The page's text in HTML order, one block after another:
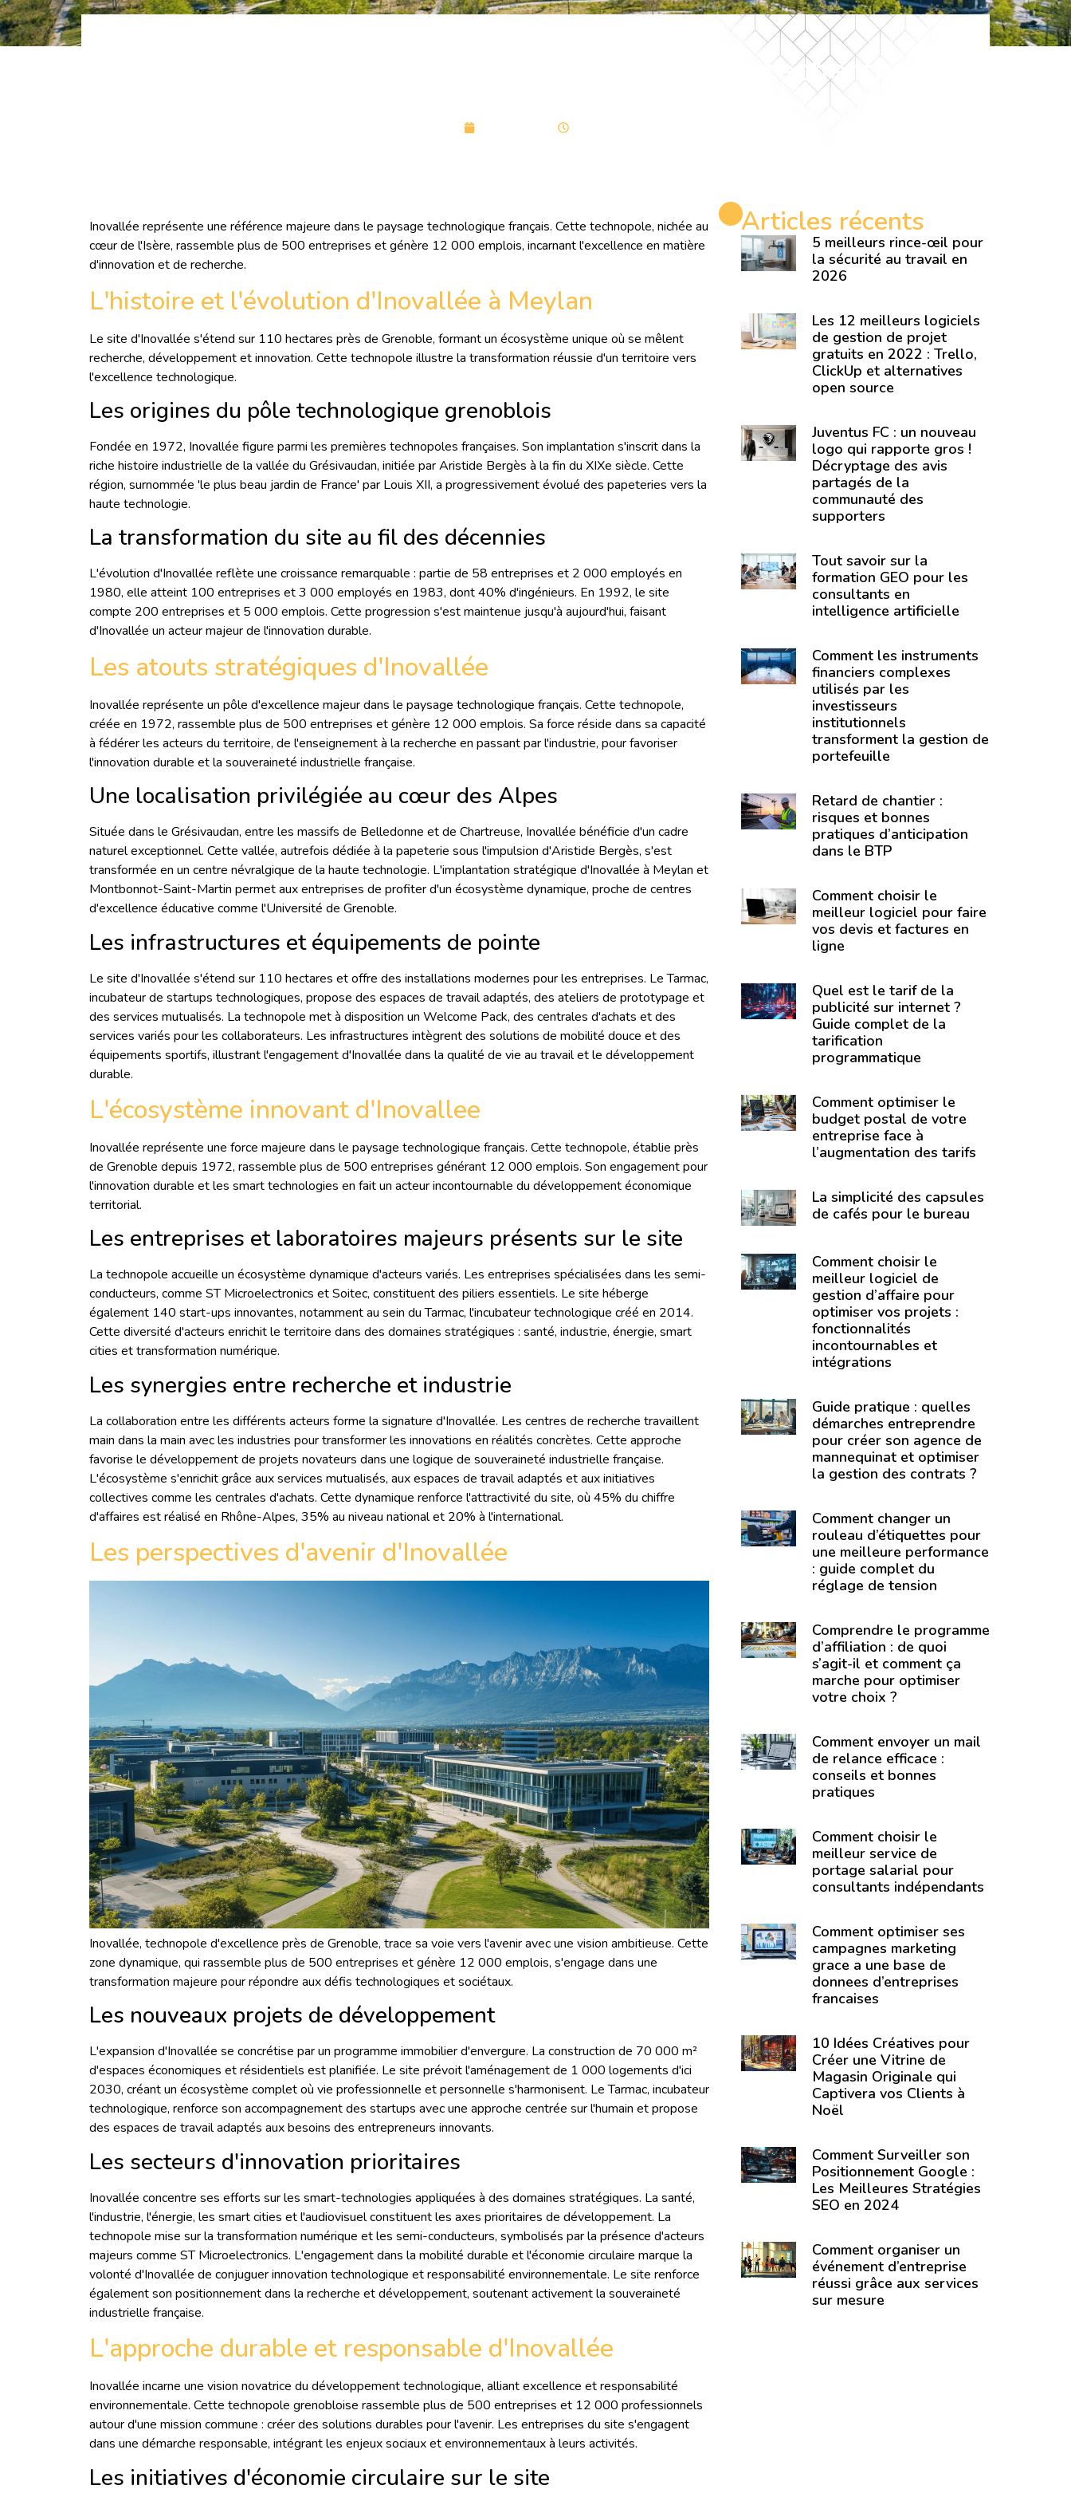
Découvrez Inovallee : le cœur battant de la recherche et
Inovallée représente une référence majeure dans le paysage technologique français. Cette technopole, nichée au
cœur de l'Isère, rassemble plus de 500 entreprises et génère 12 000 emplois, incarnant l'excellence en matière
d'innovation et de recherche.
L'histoire et l'évolution d'Inovallée à Meylan
Le site d'Inovallée s'étend sur 110 hectares près de Grenoble, formant un écosystème unique où se mêlent
recherche, développement et innovation. Cette technopole illustre la transformation réussie d'un territoire vers
l'excellence technologique.
Les origines du pôle technologique grenoblois
Fondée en 1972, Inovallée figure parmi les premières technopoles françaises. Son implantation s'inscrit dans la
riche histoire industrielle de la vallée du Grésivaudan, initiée par Aristide Bergès à la fin du XIXe siècle. Cette
région, surnommée 'le plus beau jardin de France' par Louis XII, a progressivement évolué des papeteries vers la
haute technologie.
La transformation du site au fil des décennies
L'évolution d'Inovallée reflète une croissance remarquable : partie de 58 entreprises et 2 000 employés en
1980, elle atteint 100 entreprises et 3 000 employés en 1983, dont 40% d'ingénieurs. En 1992, le site
compte 200 entreprises et 5 000 emplois. Cette progression s'est maintenue jusqu'à aujourd'hui, faisant
d'Inovallée un acteur majeur de l'innovation durable.
Les atouts stratégiques d'Inovallée
Inovallée représente un pôle d'excellence majeur dans le paysage technologique français. Cette technopole,
créée en 1972, rassemble plus de 500 entreprises et génère 12 000 emplois. Sa force réside dans sa capacité
à fédérer les acteurs du territoire, de l'enseignement à la recherche en passant par l'industrie, pour favoriser
l'innovation durable et la souveraineté industrielle française.
Une localisation privilégiée au cœur des Alpes
Située dans le Grésivaudan, entre les massifs de Belledonne et de Chartreuse, Inovallée bénéficie d'un cadre
naturel exceptionnel. Cette vallée, autrefois dédiée à la papeterie sous l'impulsion d'Aristide Bergès, s'est
transformée en un centre névralgique de la haute technologie. L'implantation stratégique d'Inovallée à Meylan et
Montbonnot-Saint-Martin permet aux entreprises de profiter d'un écosystème dynamique, proche de centres
d'excellence éducative comme l'Université de Grenoble.
Les infrastructures et équipements de pointe
Le site d'Inovallée s'étend sur 110 hectares et offre des installations modernes pour les entreprises. Le Tarmac,
incubateur de startups technologiques, propose des espaces de travail adaptés, des ateliers de prototypage et
des services mutualisés. La technopole met à disposition un Welcome Pack, des centrales d'achats et des
services variés pour les collaborateurs. Les infrastructures intègrent des solutions de mobilité douce et des
équipements sportifs, illustrant l'engagement d'Inovallée dans la qualité de vie au travail et le développement
durable.
L'écosystème innovant d'Inovallee
Inovallée représente une force majeure dans le paysage technologique français. Cette technopole, établie près
de Grenoble depuis 1972, rassemble plus de 500 entreprises générant 12 000 emplois. Son engagement pour
l'innovation durable et les smart technologies en fait un acteur incontournable du développement économique
territorial.
Les entreprises et laboratoires majeurs présents sur le site
La technopole accueille un écosystème dynamique d'acteurs variés. Les entreprises spécialisées dans les semi-
conducteurs, comme ST Microelectronics et Soitec, constituent des piliers essentiels. Le site héberge
également 140 start-ups innovantes, notamment au sein du Tarmac, l'incubateur technologique créé en 2014.
Cette diversité d'acteurs enrichit le territoire dans des domaines stratégiques : santé, industrie, énergie, smart
cities et transformation numérique.
Les synergies entre recherche et industrie
La collaboration entre les différents acteurs forme la signature d'Inovallée. Les centres de recherche travaillent
main dans la main avec les industries pour transformer les innovations en réalités concrètes. Cette approche
favorise le développement de projets novateurs dans une logique de souveraineté industrielle française.
L'écosystème s'enrichit grâce aux services mutualisés, aux espaces de travail adaptés et aux initiatives
collectives comme les centrales d'achats. Cette dynamique renforce l'attractivité du site, où 45% du chiffre
d'affaires est réalisé en Rhône-Alpes, 35% au niveau national et 20% à l'international.
Les perspectives d'avenir d'Inovallée
Inovallée, technopole d'excellence près de Grenoble, trace sa voie vers l'avenir avec une vision ambitieuse. Cette
zone dynamique, qui rassemble plus de 500 entreprises et génère 12 000 emplois, s'engage dans une
transformation majeure pour répondre aux défis technologiques et sociétaux.
Les nouveaux projets de développement
L'expansion d'Inovallée se concrétise par un programme immobilier d'envergure. La construction de 70 000 m²
d'espaces économiques et résidentiels est planifiée. Le site prévoit l'aménagement de 1 000 logements d'ici
2030, créant un écosystème complet où vie professionnelle et personnelle s'harmonisent. Le Tarmac, incubateur
technologique, renforce son accompagnement des startups avec une approche centrée sur l'humain et propose
des espaces de travail adaptés aux besoins des entrepreneurs innovants.
Les secteurs d'innovation prioritaires
Inovallée concentre ses efforts sur les smart-technologies appliquées à des domaines stratégiques. La santé,
l'industrie, l'énergie, les smart cities et l'audiovisuel constituent les axes prioritaires de développement. La
technopole mise sur la transformation numérique et les semi-conducteurs, symbolisés par la présence d'acteurs
majeurs comme ST Microelectronics. L'engagement dans la mobilité durable et l'économie circulaire marque la
volonté d'Inovallée de conjuguer innovation technologique et responsabilité environnementale. Le site renforce
également son positionnement dans la recherche et développement, soutenant activement la souveraineté
industrielle française.
L'approche durable et responsable d'Inovallée
Inovallée incarne une vision novatrice du développement technologique, alliant excellence et responsabilité
environnementale. Cette technopole grenobloise rassemble plus de 500 entreprises et 12 000 professionnels
autour d'une mission commune : créer des solutions durables pour l'avenir. Les entreprises du site s'engagent
dans une démarche responsable, intégrant les enjeux sociaux et environnementaux à leurs activités.
Les initiatives d'économie circulaire sur le site
Articles récents
5 meilleurs rince-œil pour
la sécurité au travail en
2026
Les 12 meilleurs logiciels
de gestion de projet
gratuits en 2022 : Trello,
ClickUp et alternatives
open source
Juventus FC : un nouveau
logo qui rapporte gros !
Décryptage des avis
partagés de la
communauté des
supporters
Tout savoir sur la
formation GEO pour les
consultants en
intelligence artificielle
Comment les instruments
financiers complexes
utilisés par les
investisseurs
institutionnels
transforment la gestion de
portefeuille
Retard de chantier :
risques et bonnes
pratiques d’anticipation
dans le BTP
Comment choisir le
meilleur logiciel pour faire
vos devis et factures en
ligne
Quel est le tarif de la
publicité sur internet ?
Guide complet de la
tarification
programmatique
Comment optimiser le
budget postal de votre
entreprise face à
l’augmentation des tarifs
La simplicité des capsules
de cafés pour le bureau
Comment choisir le
meilleur logiciel de
gestion d’affaire pour
optimiser vos projets :
fonctionnalités
incontournables et
intégrations
Guide pratique : quelles
démarches entreprendre
pour créer son agence de
mannequinat et optimiser
la gestion des contrats ?
Comment changer un
rouleau d’étiquettes pour
une meilleure performance
: guide complet du
réglage de tension
Comprendre le programme
d’affiliation : de quoi
s’agit-il et comment ça
marche pour optimiser
votre choix ?
Comment envoyer un mail
de relance efficace :
conseils et bonnes
pratiques
Comment choisir le
meilleur service de
portage salarial pour
consultants indépendants
Comment optimiser ses
campagnes marketing
grace a une base de
donnees d’entreprises
francaises
10 Idées Créatives pour
Créer une Vitrine de
Magasin Originale qui
Captivera vos Clients à
Noël
Comment Surveiller son
Positionnement Google :
Les Meilleures Stratégies
SEO en 2024
Comment organiser un
événement d’entreprise
réussi grâce aux services
sur mesure